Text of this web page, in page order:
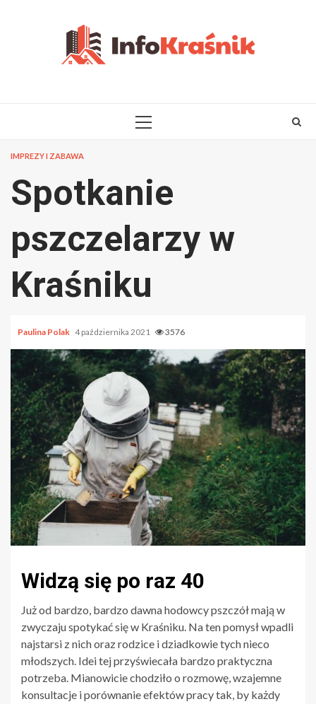
PRIMARY
IMPREZY I ZABAWA
Spotkanie
pszczelarzy w
Kraśniku
Paulina Polak 4 października 2021 3576
Widzą się po raz 40
Już od bardzo, bardzo dawna hodowcy pszczół mają w
zwyczaju spotykać się w Kraśniku. Na ten pomysł wpadli
najstarsi z nich oraz rodzice i dziadkowie tych nieco
młodszych. Idei tej przyświecała bardzo praktyczna
potrzeba. Mianowicie chodziło o rozmowę, wzajemne
konsultacje i porównanie efektów pracy tak, by każdy